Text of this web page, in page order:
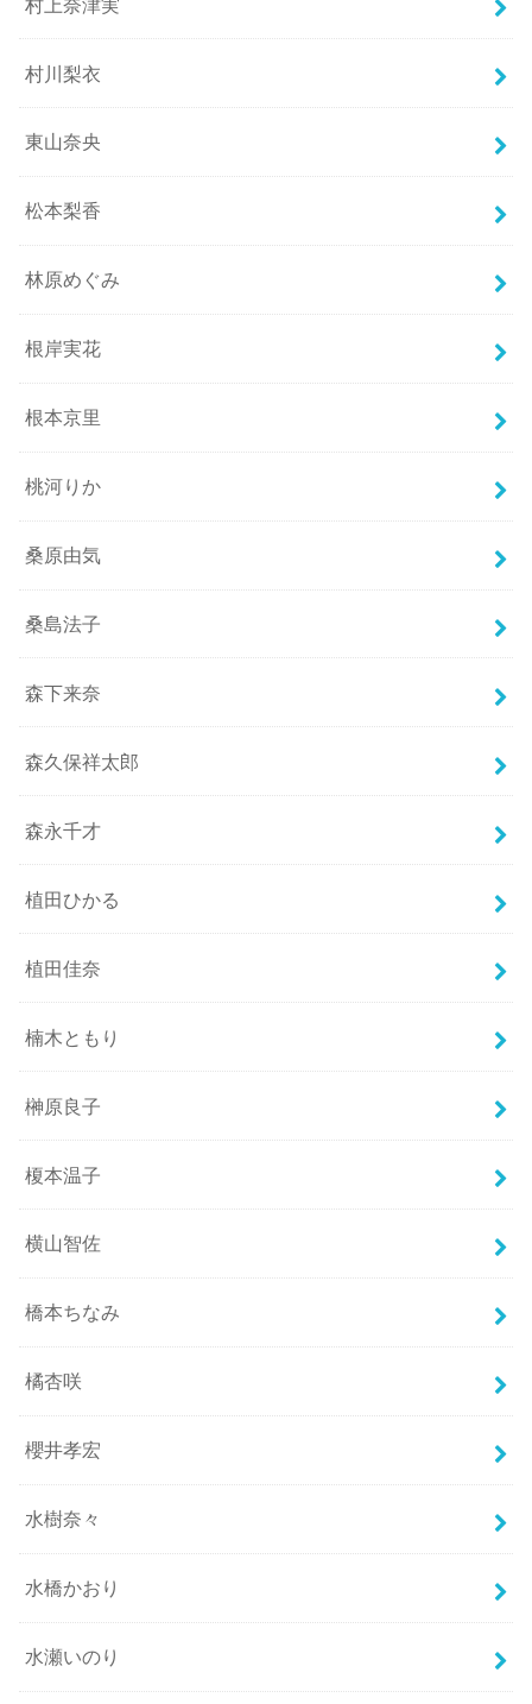
村川梨衣
東山奈央
松本梨香
林原めぐみ
根岸実花
根本京里
桃河りか
桑原由気
桑島法子
森下来奈
森久保祥太郎
森永千才
植田ひかる
植田佳奈
楠木ともり
榊原良子
榎本温子
横山智佐
橋本ちなみ
橘杏咲
櫻井孝宏
水樹奈々
水橋かおり
水瀬いのり